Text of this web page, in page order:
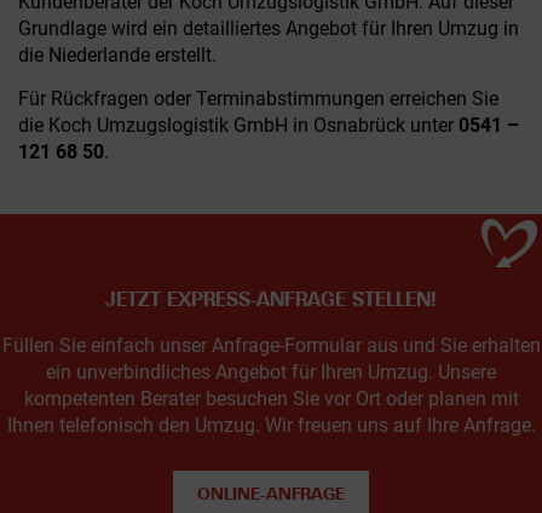
Grundlage wird ein detailliertes Angebot für Ihren Umzug in
die Niederlande erstellt.
Für Rückfragen oder Terminabstimmungen erreichen Sie
die Koch Umzugslogistik GmbH in Osnabrück unter 0541 –
121 68 50.
JETZT EXPRESS-ANFRAGE STELLEN!
Füllen Sie einfach unser Anfrage-Formular aus und Sie erhalten
ein unverbindliches Angebot für Ihren Umzug. Unsere
kompetenten Berater besuchen Sie vor Ort oder planen mit
Ihnen telefonisch den Umzug. Wir freuen uns auf Ihre Anfrage.
ONLINE-ANFRAGE